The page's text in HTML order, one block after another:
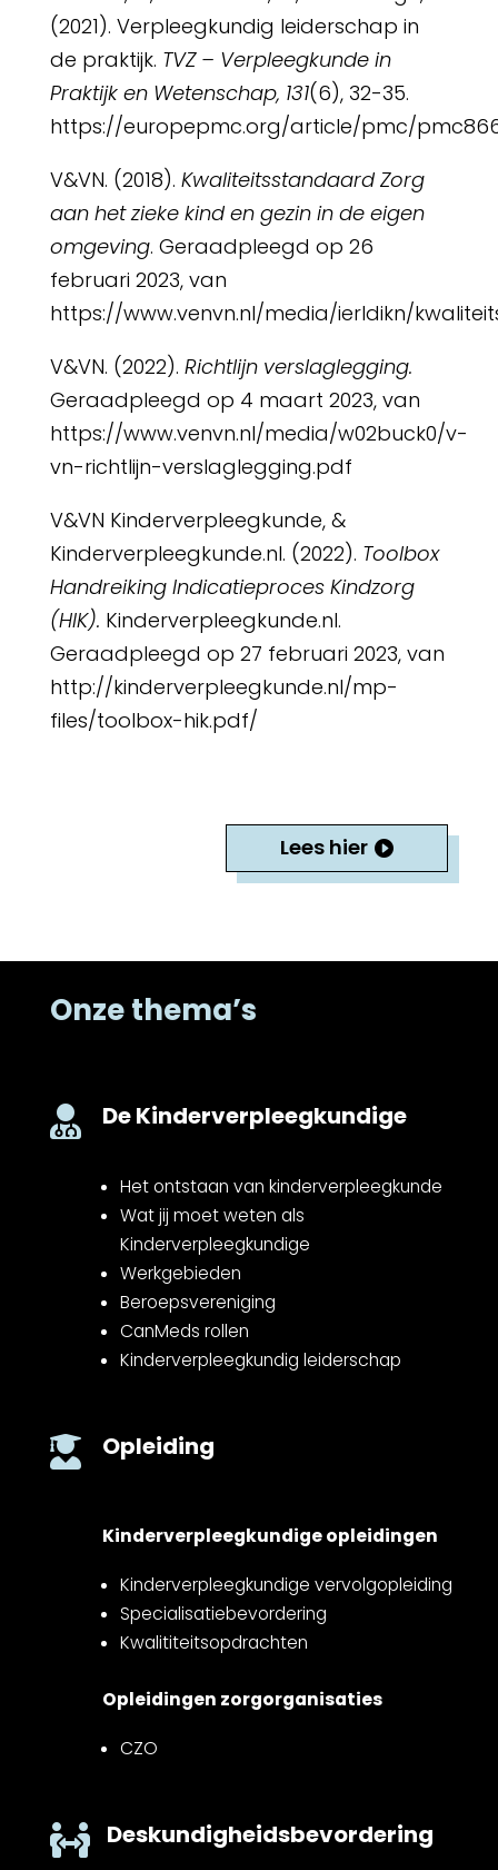
(2021). Verpleegkundig leiderschap in
de praktijk. TVZ – Verpleegkunde in
Praktijk en Wetenschap, 131(6), 32-35.
https://europepmc.org/article/pmc/
V&VN. (2018). Kwaliteitsstandaard Zorg
aan het zieke kind en gezin in de eigen
omgeving. Geraadpleegd op 26
februari 2023, van
https://www.venvn.nl/media/ierldikn/
V&VN. (2022). Richtlijn verslaglegging.
Geraadpleegd op 4 maart 2023, van
https://www.venvn.nl/media/w02buck0/v-
vn-richtlijn-verslaglegging.pdf
V&VN Kinderverpleegkunde, &
Kinderverpleegkunde.nl. (2022). Toolbox
Handreiking Indicatieproces Kindzorg
(HIK). Kinderverpleegkunde.nl.
Geraadpleegd op 27 februari 2023, van
http://kinderverpleegkunde.nl/mp-
files/toolbox-hik.pdf/
Lees hier
Onze thema’s
 De Kinderverpleegkundige
Het ontstaan van kinderverpleegkunde
Wat jij moet weten als
Kinderverpleegkundige
Werkgebieden
Beroepsvereniging
CanMeds rollen
Kinderverpleegkundig leiderschap
 Opleiding
Kinderverpleegkundige opleidingen
Kinderverpleegkundige vervolgopleiding
Specialisatiebevordering
Kwalititeitsopdrachten
Opleidingen zorgorganisaties
CZO
 Deskundigheidsbevordering